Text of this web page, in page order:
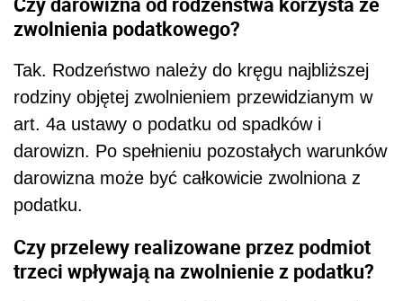
zwolnienia podatkowego?
Tak. Rodzeństwo należy do kręgu najbliższej
rodziny objętej zwolnieniem przewidzianym w
art. 4a ustawy o podatku od spadków i
darowizn. Po spełnieniu pozostałych warunków
darowizna może być całkowicie zwolniona z
podatku.
Czy przelewy realizowane przez podmiot
trzeci wpływają na zwolnienie z podatku?